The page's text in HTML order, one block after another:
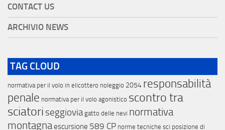
CONTACT US
ARCHIVIO NEWS
TAG CLOUD
normativa per il volo in elicottero noleggio 2054 responsabilità
penale normativa per il volo agonistico scontro tra
sciatori seggiovia gatto delle nevi normativa
montagnaescursione 589 CP norme tecniche sci posizione di